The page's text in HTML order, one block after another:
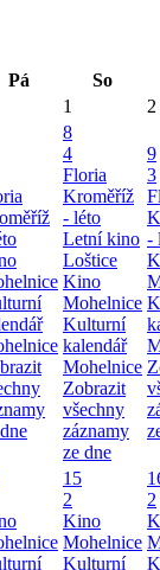
Pá
So
1 2
8
4
Floria
Kroměříž
- léto
Letní kino
Loštice
Kino
Mohelnice
Kulturní
kalendář
Mohelnice
Zobrazit
všechny
záznamy
ze dne
9
3
-
15
2
Kino
Mohelnice
Kulturní
2